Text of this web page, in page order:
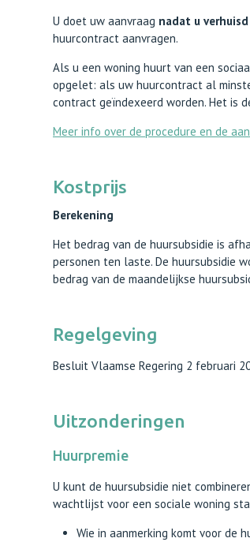
U doet uw aanvraag nadat u
huurcontract aanvragen.
Als u een woning huurt van een
opgelet: als uw huurcontract al
contract geïndexeerd worden. Het is
Meer info over de procedure en de
Kostprijs
Berekening
Het bedrag van de huursubsidie is
personen ten laste. De huursubsidie
bedrag van de maandelijkse
Regelgeving
Besluit Vlaamse Regering 2 februari
Uitzonderingen
Huurpremie
U kunt de huursubsidie niet
wachtlijst voor een sociale woning
Wie in aanmerking komt voor de